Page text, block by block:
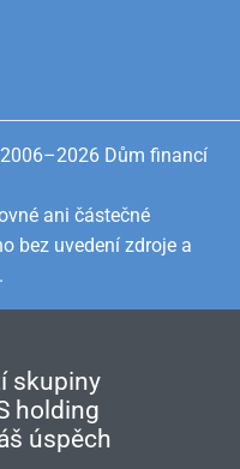
2006–2026 Dům financí
ani částečné
bez uvedení zdroje a
skupiny
holding
úspěch